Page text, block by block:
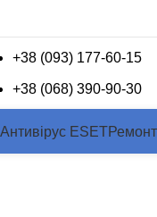
+38 (093) 177-60-15
+38 (068) 390-90-30
Антивірус ESETРемонт